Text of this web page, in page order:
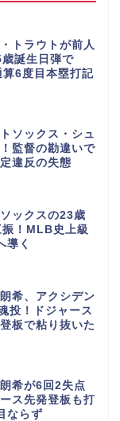
トラウトが前人
誕生日弾で
6度目本塁打記
ソックス・シュ
監督の勘違いで
違反の失態
ックスの23歳
振！MLB史上級
導く
希、アクシデン
投！ドジャース
板で粘り抜いた
希が6回2失点
ス先発登板も打
ならず